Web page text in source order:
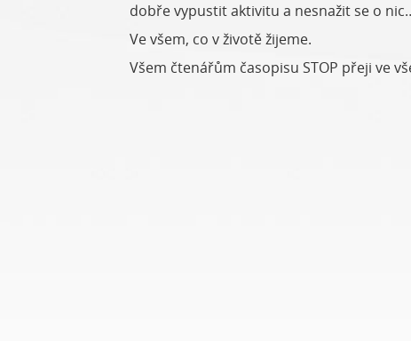
dobře vypustit aktivitu a nesnažit se o
Ve všem, co v životě žijeme.
Všem čtenářům časopisu STOP přeji ve